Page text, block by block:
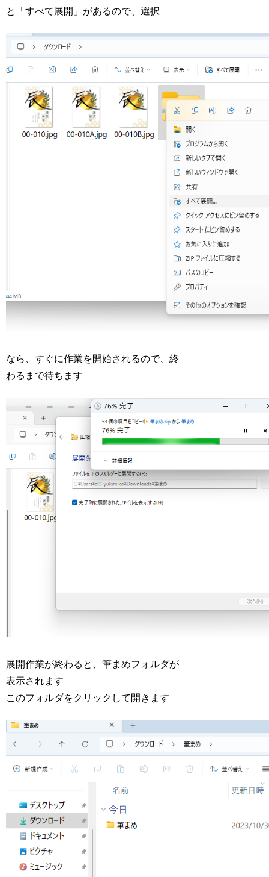
と「すべて展開」があるので、選択
なら、すぐに作業を開始されるので、終
わるまで待ちます
展開作業が終わると、筆まめフォルダが
表示されます
このフォルダをクリックして開きます